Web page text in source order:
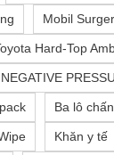
Mobil
Hard-Top
NEGATIVE
Ba lô
Khăn y tế